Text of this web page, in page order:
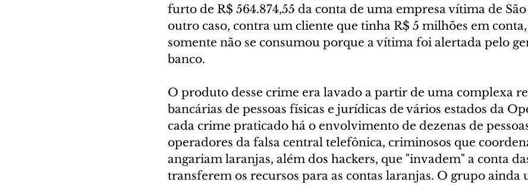
furto de R$ 564.874,55 da conta de uma empresa vítima de
outro caso, contra um cliente que tinha R$ 5 milhões em
somente não se consumou porque a vítima foi alertada pelo
banco.
O produto desse crime era lavado a partir de uma complexa
bancárias de pessoas físicas e jurídicas de vários estados da
cada crime praticado há o envolvimento de dezenas de
operadores da falsa central telefônica, criminosos que
angariam laranjas, além dos hackers, que "invadem" a conta
transferem os recursos para as contas laranjas. O grupo ainda